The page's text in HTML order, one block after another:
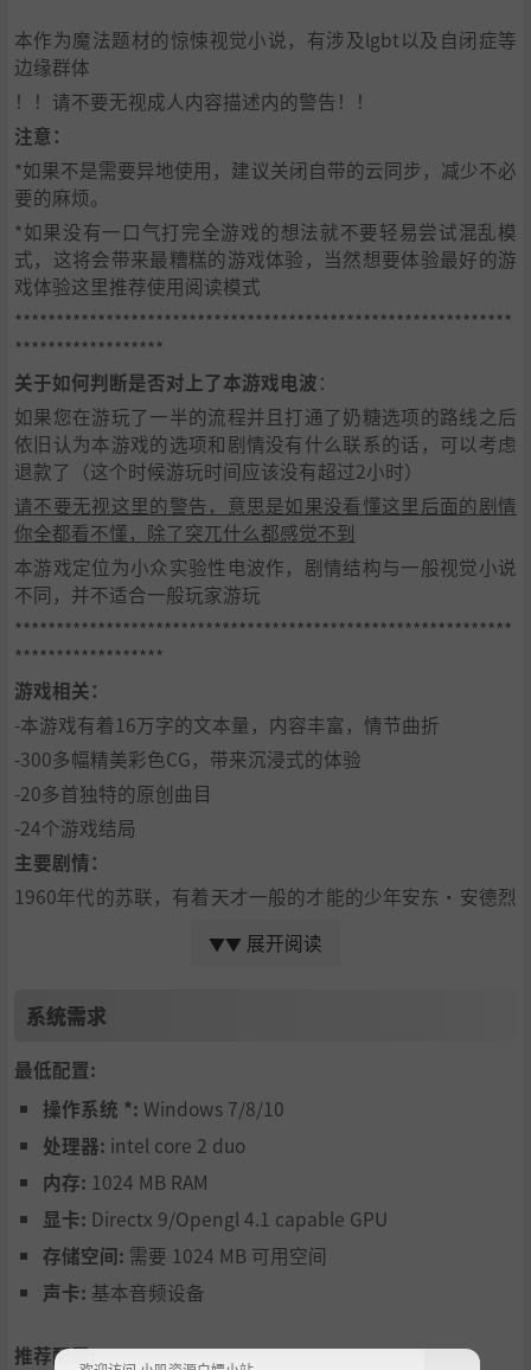
本作为魔法题材的惊悚视觉小说，有涉及lgbt以及自闭症等
边缘群体
！！请不要无视成人内容描述内的警告！！
注意：
*如果不是需要异地使用，建议关闭自带的云同步，减少不必
要的麻烦。
*如果没有一口气打完全游戏的想法就不要轻易尝试混乱模
式，这将会带来最糟糕的游戏体验，当然想要体验最好的游
戏体验这里推荐使用阅读模式
************************************************************
******************
关于如何判断是否对上了本游戏电波：
如果您在游玩了一半的流程并且打通了奶糖选项的路线之后
依旧认为本游戏的选项和剧情没有什么联系的话，可以考虑
退款了（这个时候游玩时间应该没有超过2小时）
请不要无视这里的警告，意思是如果没看懂这里后面的剧情
你全都看不懂，除了突兀什么都感觉不到
本游戏定位为小众实验性电波作，剧情结构与一般视觉小说
不同，并不适合一般玩家游玩
************************************************************
******************
游戏相关：
-本游戏有着16万字的文本量，内容丰富，情节曲折
-300多幅精美彩色CG，带来沉浸式的体验
-20多首独特的原创曲目
-24个游戏结局
主要剧情：
1960年代的苏联，有着天才一般的才能的少年安东·安德烈
爱着炼金术，他或许是信徒，又或者是研究员，他是如此孤
东·安德烈耶维奇·西多罗夫......
车站的一辆列车再也没有出现，一整辆正在运行的列车彻底
消失的无影无踪，这曾是一条未解之谜的传说，然而它只是
4月1日的玩笑流言。
操作系统：
本作携带了两种游戏模式，在游戏开始玩家可以选择自己喜
欢的模式进行游玩：
▼▼ 展开阅读
系统需求
最低配置:
操作系统 *: Windows 7/8/10
处理器: intel core 2 duo
内存: 1024 MB RAM
显卡: Directx 9/Opengl 4.1 capable GPU
存储空间: 需要 1024 MB 可用空间
声卡: 基本音频设备
推荐配置: